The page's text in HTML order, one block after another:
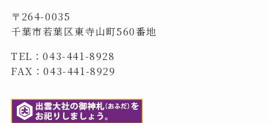
〒264-0035
千葉市若葉区東寺山町560番地
TEL：043-441-8928
FAX：043-441-8929